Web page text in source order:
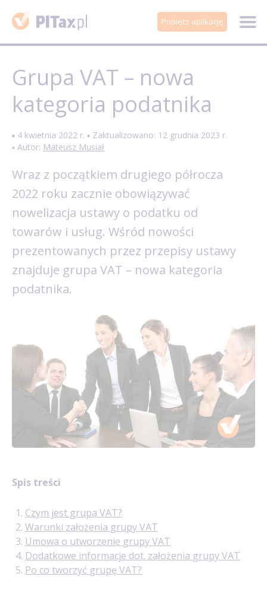
Pobierz aplikację
Grupa VAT – nowa
kategoria podatnika
▪ 4 kwietnia 2022 r. ▪ Zaktualizowano: 12 grudnia 2023 r.
▪ Autor: Mateusz Musiał
Wraz z początkiem drugiego półrocza
2022 roku zacznie obowiązywać
nowelizacja ustawy o podatku od
towarów i usług. Wśród nowości
prezentowanych przez przepisy ustawy
znajduje grupa VAT – nowa kategoria
podatnika.
Spis treści
Czym jest grupa VAT?
Warunki założenia grupy VAT
Umowa o utworzenie grupy VAT
Dodatkowe informacje dot. założenia grupy VAT
Po co tworzyć grupę VAT?